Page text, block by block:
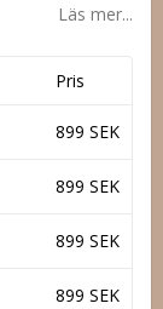
Läs mer...
Pris
899 SEK
899 SEK
899 SEK
899 SEK